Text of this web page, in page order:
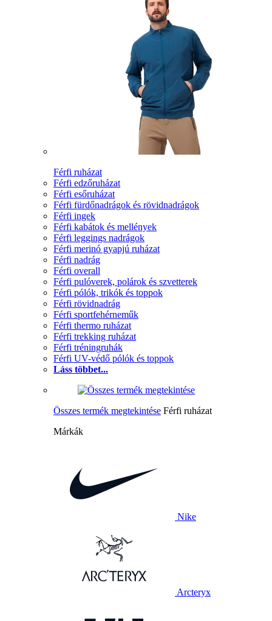
Férfi ruházat
Férfi edzőruházat
Férfi esőruházat
Férfi fürdőnadrágok és rövidnadrágok
Férfi ingek
Férfi kabátok és mellények
Férfi leggings nadrágok
Férfi merinó gyapjú ruházat
Férfi nadrág
Férfi overall
Férfi pulóverek, polárok és szvetterek
Férfi pólók, trikók és toppok
Férfi rövidnadrág
Férfi sportfehérneműk
Férfi thermo ruházat
Férfi trekking ruházat
Férfi tréningruhák
Férfi UV-védő pólók és toppok
Láss többet...
Összes termék megtekintése Férfi ruházat
Márkák
Nike
Arcteryx